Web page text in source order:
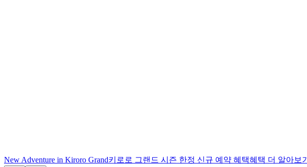
New Adventure in Kiroro Grand키로로 그랜드 시즌 한정 신규 예약 혜택혜 택 더 알아보기